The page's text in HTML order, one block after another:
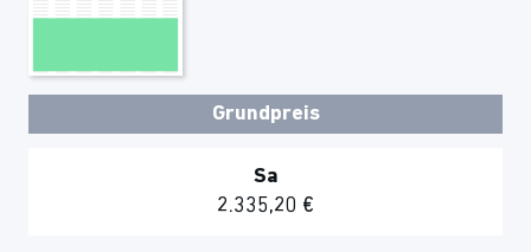
Grundpreis
Sa
2.335,20 €